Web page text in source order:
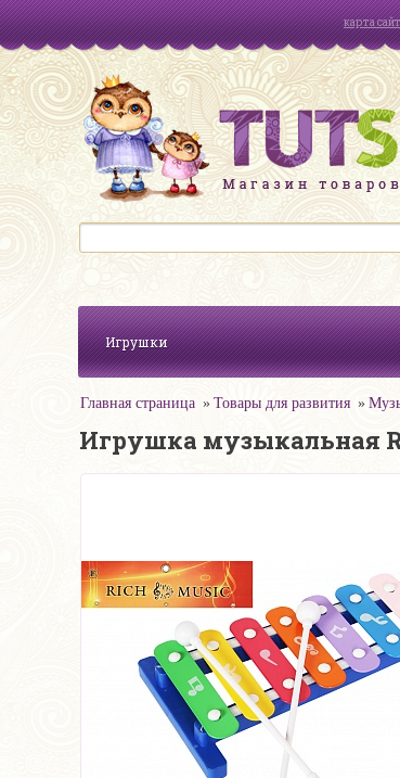
карта
Игрушки
Главная страница Товары для развития
Игрушка музыкальная